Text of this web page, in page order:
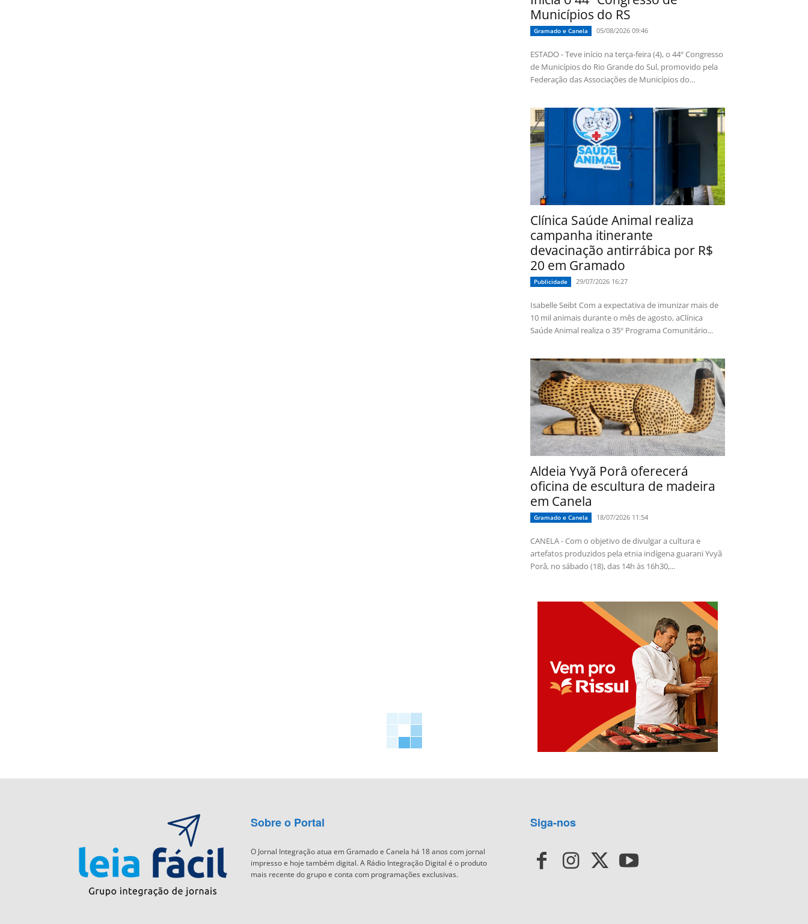
Municípios do RS
Gramado e Canela 05/08/2026 09:46
ESTADO - Teve início na terça-feira (4), o 44º Congresso
de Municípios do Rio Grande do Sul, promovido pela
Federação das Associações de Municípios do...
Clínica Saúde Animal realiza
campanha itinerante
devacinação antirrábica por R$
20 em Gramado
Publicidade 29/07/2026 16:27
Isabelle Seibt Com a expectativa de imunizar mais de
10 mil animais durante o mês de agosto, aClínica
Saúde Animal realiza o 35º Programa Comunitário...
Aldeia Yvyã Porâ oferecerá
oficina de escultura de madeira
em Canela
Gramado e Canela 18/07/2026 11:54
CANELA - Com o objetivo de divulgar a cultura e
artefatos produzidos pela etnia indígena guarani Yvyã
Porâ, no sábado (18), das 14h às 16h30,...
Sobre o Portal
O Jornal Integração atua em Gramado e Canela há 18 anos com jornal
impresso e hoje também digital. A Rádio Integração Digital é o produto
mais recente do grupo e conta com programações exclusivas.
Siga-nos